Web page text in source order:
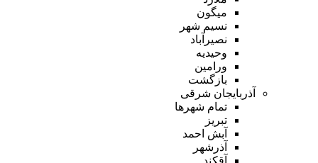
میگون
نسیم شهر
نصیرآباد
وحیدیه
ورامین
بازگشت
آذربایجان شرقی
تمام شهر‌ها
تبریز
آبش احمد
آذرشهر
آقکند